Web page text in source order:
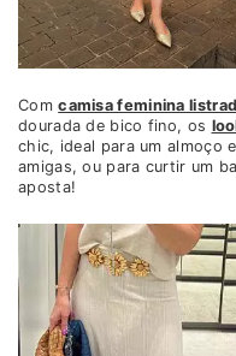
Comcamisa feminina
dourada de bico fino, os
chic, ideal para um almoço
amigas, ou para curtir um
aposta!